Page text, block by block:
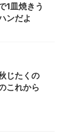
1皿焼きう
ンだよ
じたくの
これから